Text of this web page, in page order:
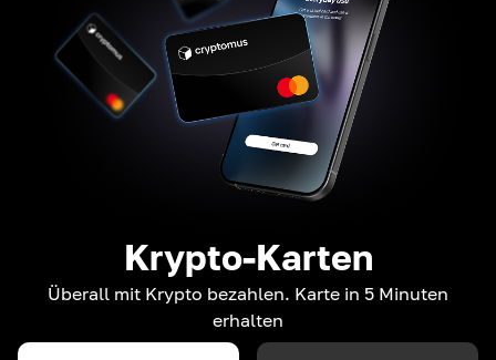
Krypto-Karten
Überall mit Krypto bezahlen. Karte in 5 Minuten
erhalten